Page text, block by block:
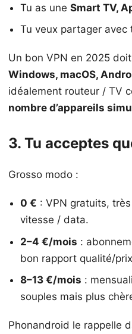
Tu as une Smart TV,
Tu veux partager avec
Un bon VPN en 2025
Windows, macOS,
idéalement routeur / TV
nombre d’appareils
3. Tu acceptes
Grosso modo :
0 € : VPN gratuits,
vitesse / data.
2–4 €/mois :
bon rapport qualité/
8–13 €/mois :
souples mais plus
Phonandroid le rappelle